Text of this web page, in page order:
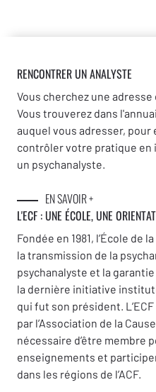
RENCONTRER UN ANALYSTE
Vous cherchez une
Vous trouverez dans
auquel vous adresser, pour
contrôler votre pratique en
un psychanalyste.
EN SAVOIR +
L'ECF : UNE ÉCOLE, UNE
Fondée en 1981, l’École de
la transmission de la
psychanalyste et la
la dernière initiative
qui fut son président.
par l’Association de la
nécessaire d’être membre
enseignements et
dans les régions de l’ACF.